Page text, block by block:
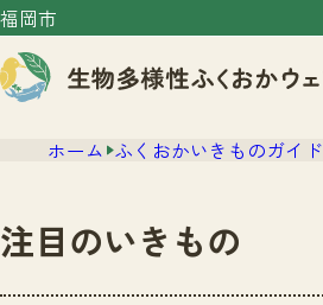
福岡市
センター紹介
ホーム ふくおかいきものガイド
注目のいきもの